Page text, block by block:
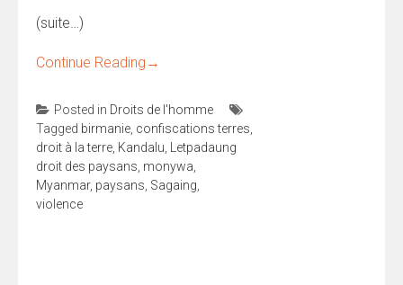
(suite…)
Continue Reading →
Posted in Droits de l'homme
Tagged birmanie confiscations terres
droit à la terre Kandalu
Letpadaung
droit des paysans monywa
Myanmar, paysans Sagaing
violence